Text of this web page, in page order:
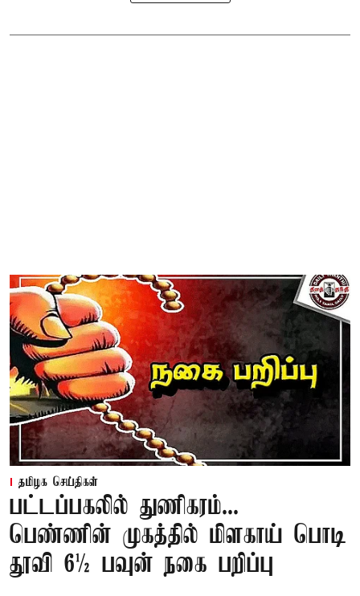
தமிழக செய்திகள்
பட்டப்பகலில் துணிகரம்...
பெண்ணின் முகத்தில் மிளகாய் பொடி
தூவி 6½ பவுன் நகை பறிப்பு